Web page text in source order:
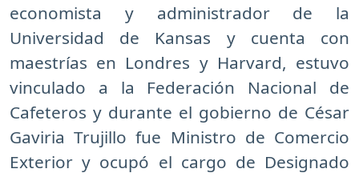
economista y administrador de la
Universidad de Kansas y cuenta con
maestrías en Londres y Harvard, estuvo
vinculado a la Federación Nacional de
Cafeteros y durante el gobierno de César
Gaviria Trujillo fue Ministro de Comercio
Exterior y ocupó el cargo de Designado